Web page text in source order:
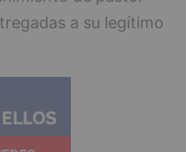
a su legítimo